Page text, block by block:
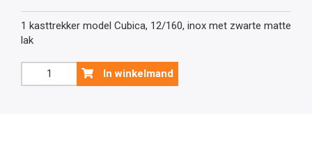
1 kasttrekker model Cubica, 12/160, inox met zwarte matte
lak
Zwarte
kasttrekker
In winkelmand